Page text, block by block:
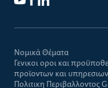
Νομικά Θέματα
Γενικοι οροι και
προϊοντων και υπηρεσιων
Πολιτικη Περιβαλλοντος